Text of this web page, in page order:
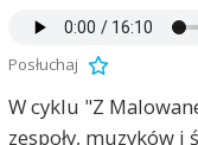
Posłuchaj
W cyklu "Z
zespoły, muzyków